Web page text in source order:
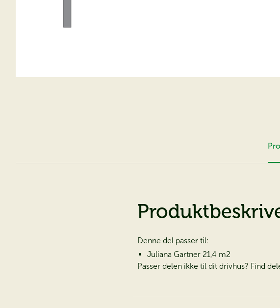
Denne del passer til:
Juliana Gartner 21,4 m2
Passer delen ikke til dit drivhus? Find